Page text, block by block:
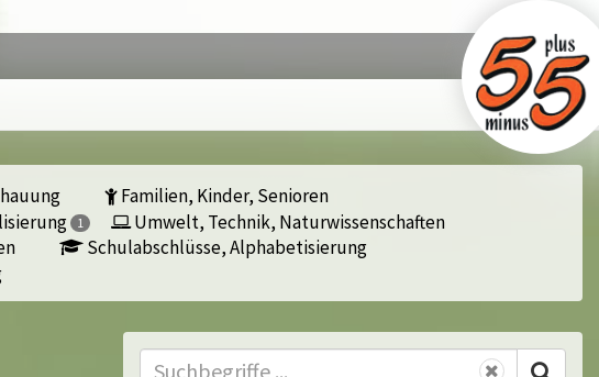
Familien, Kinder, Senioren
1
Umwelt, Technik, Naturwissenschaften
Schulabschlüsse, Alphabetisierung